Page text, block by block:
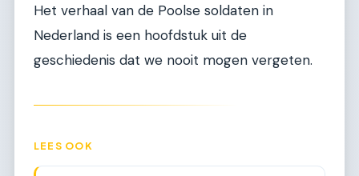
Het verhaal van de Poolse soldaten in
Nederland is een hoofdstuk uit de
geschiedenis dat we nooit mogen vergeten.
LEES OOK